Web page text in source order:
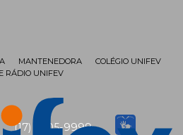
(17) 3405-9999
MANTENEDORA
COLÉGIO UNIFEV
RÁDIO UNIFEV